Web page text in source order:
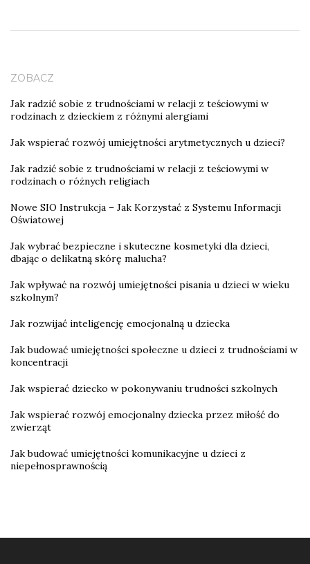
ZOBACZ
Jak radzić sobie z trudnościami w relacji z teściowymi w
rodzinach z dzieckiem z różnymi alergiami
Jak wspierać rozwój umiejętności arytmetycznych u dzieci?
Jak radzić sobie z trudnościami w relacji z teściowymi w
rodzinach o różnych religiach
Nowe SIO Instrukcja – Jak Korzystać z Systemu Informacji
Oświatowej
Jak wybrać bezpieczne i skuteczne kosmetyki dla dzieci,
dbając o delikatną skórę malucha?
Jak wpływać na rozwój umiejętności pisania u dzieci w wieku
szkolnym?
Jak rozwijać inteligencję emocjonalną u dziecka
Jak budować umiejętności społeczne u dzieci z trudnościami w
koncentracji
Jak wspierać dziecko w pokonywaniu trudności szkolnych
Jak wspierać rozwój emocjonalny dziecka przez miłość do
zwierząt
Jak budować umiejętności komunikacyjne u dzieci z
niepełnosprawnością